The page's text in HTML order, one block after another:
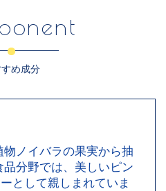
め成分
ノイバラの果実から抽
分野では、美しいピン
として親しまれていま